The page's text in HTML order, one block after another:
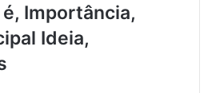
Importância,
Ideia,